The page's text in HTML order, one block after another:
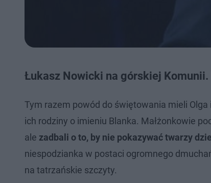
Łukasz Nowicki na górskiej Komunii.
Tym razem powód do świętowania mieli
ich rodziny o imieniu Blanka. Małżonkowie
ale zadbali o to, by nie pokazywać twarzy
niespodzianka w postaci ogromnego
na tatrzańskie szczyty.